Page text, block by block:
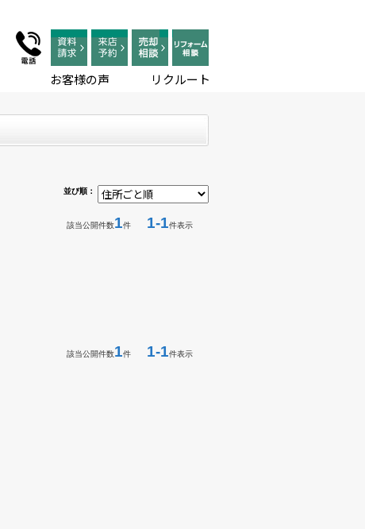
お客様の声 リクルート
並び順：
該当公開件数1件 1-1件表示
該当公開件数1件 1-1件表示